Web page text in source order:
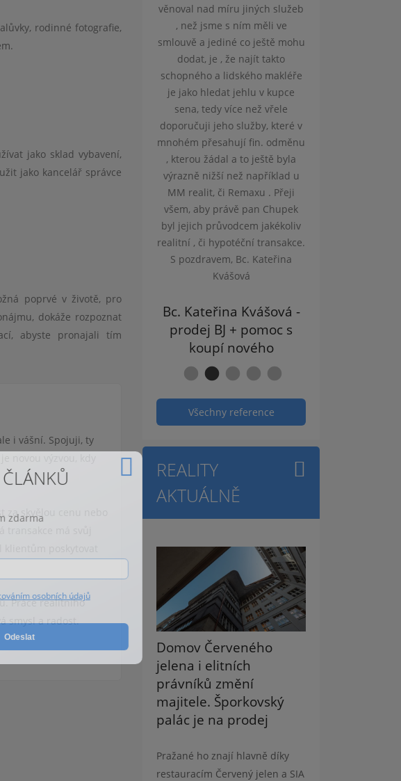
rodinné fotografie,
jako sklad vybavení,
jako kancelář správce
poprvé v životě, pro
dokáže rozpoznat
abyste pronajali tím
i vášní. Spojuji, ty
výzvou, kdy
skvělou cenu nebo
má svůj
poskytovat
Práce realitního
smysl a radost.
věnoval nad míru jiných služeb
, než jsme s ním měli ve
smlouvě a jediné co ještě mohu
schopného a lidského makléře
doporučuji jeho služby, které v
mnohém přesahují fin. odměnu
, kterou žádal a to ještě byla
výrazně nižší než například u
všem, aby právě pan Chupek
byl jejich průvodcem jakékoliv
realitní , či hypotéční transakce.
Bc. Kateřina Kvášová -
prodej BJ + pomoc s
Všechny reference
REALITY
AKTUÁLNĚ
Domov Červeného
jelena i elitních
právníků změní
majitele. Šporkovský
palác je na prodej
Pražané ho znají hlavně díky
restauracím Červený jelen a SIA
zdarma
osobních údajů
Odeslat